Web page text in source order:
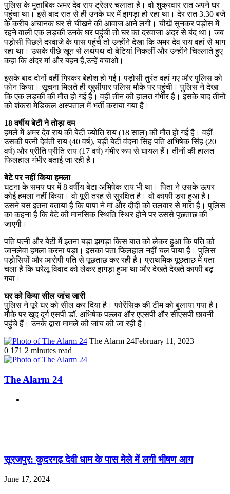
पुलिस के मुताबिक अमर देव राय ट्रेलर चलाता है। वो शुक्रवार रात अपने घर
पहुंचा था। इसे बाद रात से ही उनके घर में झगड़ा हो रहा था। देर रात 3.30 बजे
के करीब अचानक घर से चींखने की आवाज आने लगी। चीखें सुनकर पड़ोस में
रहने वाली एक लड़की उनके घर पहुंची तो घर का दरवाजा अंदर से बंद था। जब
पड़ोसी पिछले दरवाजे के पास पहुंचे तो उन्होंने देखा कि अमर देव राय वहां से भाग
रहा था। उसके पीछे खून से लथपथ दो बेटियां निकलीं और उन्होंने चिल्लाते हुए
कहा कि अंदर मां और बहन हैं,उन्हें बचाओ।
इसके बाद दोनों वहीं गिरकर बेहोश हो गईं। पड़ोसी तुरंत वहां गए और पुलिस को
फोन किया। सूचना मिलते ही खुर्सीपार पलिस मौके पर पहुंची। पुलिस ने देखा
कि एक लड़की की मौत हो गई है। वहीं तीन की हालत गंभीर है। इसके बाद तीनों
को शंकरा मेडिकल अस्पताल में भर्ती कराया गया है।
18 वर्षीय बेटी ने तोड़ा दम
हमले में अमर देव राय की बेटी ज्योति राय (18 साल) की मौत हो गई है। वहीं
उसकी पत्नी देवंती राय (40 वर्ष), बड़ी बेटी वंदना सिंह पति अभिषेक सिंह (20
वर्ष) और प्रीति प्रीति राय (17 वर्ष) गंभीर रूप से घायल हैं। तीनों की हालत
फिलहाल गंभीर बताई जा रही है।
बेटे पर नहीं किया हमला
घटना के समय घर में 8 वर्षीय बेटा अभिषेक राय भी था। पिता ने उसके ऊपर
कोई हमला नहीं किया। वो पूरी तरह से सुरक्षित है। वो काफी डरा हुआ है।
उसने बस इतना बताया है कि पापा ने मां और दीदी को तलवार से मारा है। पुलिस
का कहना है कि बेटे की मानसिक स्थिति स्थिर होने पर उससे पूछताछ की
जाएगी।
पति पत्नी और बेटी में इतना बड़ा झगड़ा किस बात को लेकर हुआ कि पति को
जानलेवा हमला करना पड़ा। इसका पता फिलहाल नहीं चल पाया है। पुलिस
पड़ोसियों और आरोपी पति से पूछताछ कर रही है। प्राथमिक पूछताछ में पता
चला है कि घरेलू विवाद को लेकर झगड़ा हुआ था और देखते देखते काफी बढ़
गया।
घर को किया सील जांच जारी
पुलिस ने पूरे घर को सील कर दिया है। फोरेंसिक की टीम को बुलाया गया है।
मौके पर खुद दुर्ग एसपी डॉ. अभिषेक पल्लव और एएसपी और सीएसपी छावनी
पहुंचे हैं। उनके द्वारा मामले की जांच की जा रही है।
The Alarm 24February 11, 2023
0 171 2 minutes read
The Alarm 24
सूरजपुर: कुदरगढ़ देवी धाम के पास मेले में लगी भीषण आग
June 17, 2024